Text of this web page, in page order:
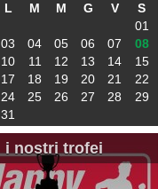
L M M G V
S
01
03 04 05 06 07
08
10 11 12 13 14
15
17 18 19 20 21
22
24 25 26 27 28
29
31
i nostri trofei